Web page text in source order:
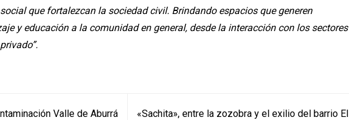
que fortalezcan la sociedad civil. Brindando espacios que generen
y educación a la comunidad en general, desde la interacción con los sectores
Valle de Aburrá
«Sachita», entre la zozobra y el exilio del barrio El